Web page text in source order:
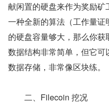
献闲置的硬盘来作为奖励
一种全新的算法（工作量
的硬盘容量够大，那么你
数据结构非常简单，但它
数据存储，非常像区块练。
二、Filecoin 挖况